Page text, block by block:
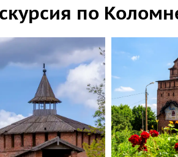
по